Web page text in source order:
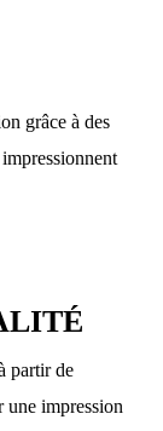
grâce à des
partir de
une impression